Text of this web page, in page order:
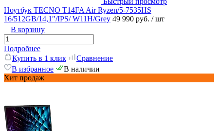
Ноутбук TECNO T14FA Air Ryzen/5-7535HS
16/512GB/14,1"/IPS/ W11H/Grey 49 990 руб. / шт
В корзину
Подробнее
Купить в 1 клик
Сравнение
В избранное
В наличии
Хит продаж